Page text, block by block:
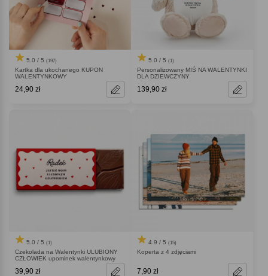
5.0 / 5 (197)
Kartka dla ukochanego KUPON
WALENTYNKOWY
24,90 zł
5.0 / 5 (1)
Personalizowany MIŚ NA WALENTYNKI
DLA DZIEWCZYNY
139,90 zł
5.0 / 5 (1)
Czekolada na Walentynki ULUBIONY
CZŁOWIEK upominek walentynkowy
39,90 zł
4.9 / 5 (15)
Koperta z 4 zdjęciami
7,90 zł